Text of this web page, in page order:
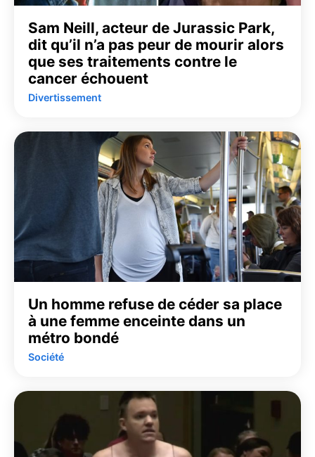
Sam Neill, acteur de Jurassic Park,
dit qu’il n’a pas peur de mourir alors
que ses traitements contre le
cancer échouent
Divertissement
Un homme refuse de céder sa place
à une femme enceinte dans un
métro bondé
Société